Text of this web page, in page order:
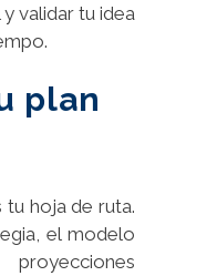
validar tu idea
plan
tu hoja de ruta.
el modelo